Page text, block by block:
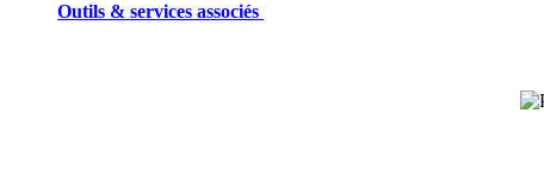
Outils & services associés